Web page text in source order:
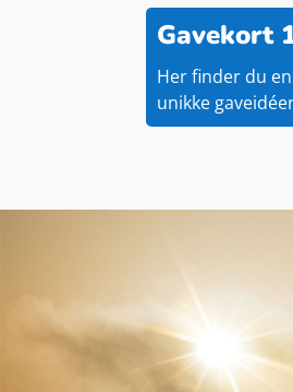
Gavekort
Her finder du
unikke